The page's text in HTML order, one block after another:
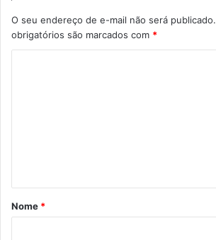
O seu endereço de e-mail não será publicado.
obrigatórios são marcados com *
á
r
Nome *